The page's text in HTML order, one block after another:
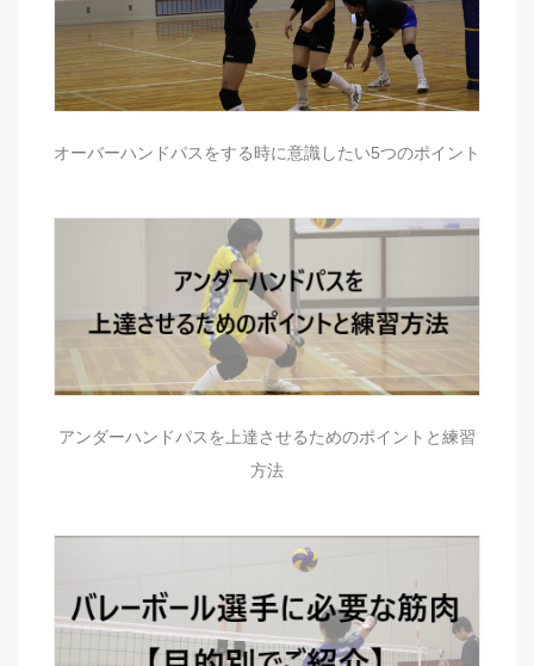
オーバーハンドパスをする時に意識したい5つのポイント
アンダーハンドパスを上達させるためのポイントと練習
方法